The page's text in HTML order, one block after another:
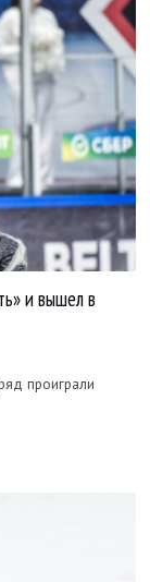
и вышел в
проиграли